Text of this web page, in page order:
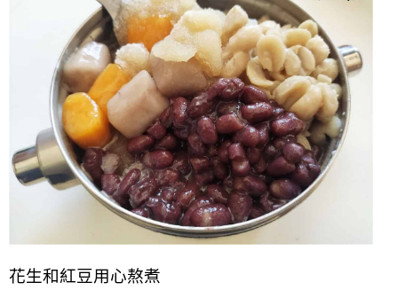
花生和紅豆用心熬煮